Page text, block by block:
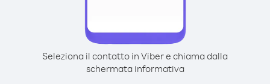
Seleziona il contatto in Viber e chiama dalla
schermata informativa